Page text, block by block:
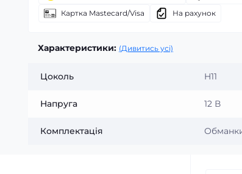
Картка Mastecard/Visa
На рахунок
Характеристики: (Дивитись усі)
Цоколь H11
Напруга 12 В
Комплектація